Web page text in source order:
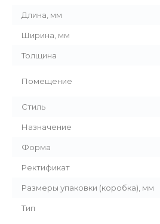
Длина, мм
Ширина, мм
Толщина
Помещение
Стиль
Назначение
Форма
Ректификат
Размеры упаковки (коробка), мм
Тип